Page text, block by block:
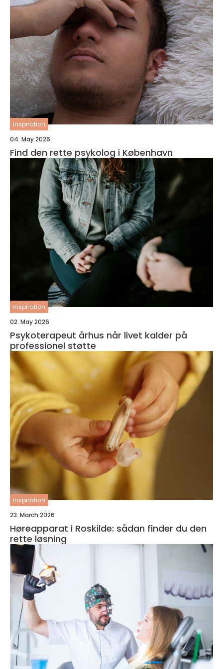
inspiration
04. May 2026
Find den rette psykolog i København
inspiration
02. May 2026
Psykoterapeut århus når livet kalder på
professionel støtte
inspiration
23. March 2026
Høreapparat i Roskilde: sådan finder du den
rette løsning